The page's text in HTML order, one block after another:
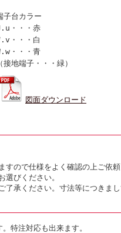
子台カラー
・・・赤
・・・白
・・・青
（接地端子・・・緑）
図面ダウンロード
ので仕様をよく確認の上ご依頼
選びください。
承ください。寸法等につきま
特注対応も出来ます。